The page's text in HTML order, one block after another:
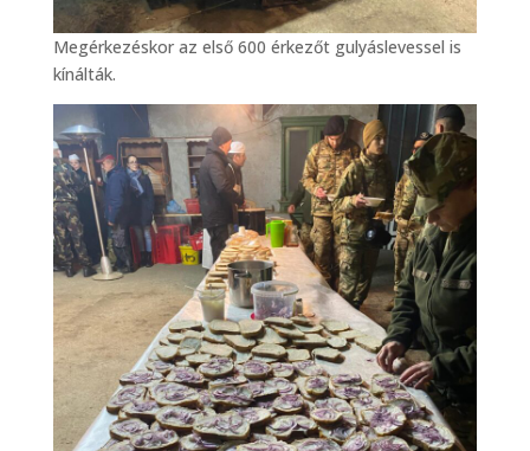
Megérkezéskor az első 600 érkezőt gulyáslevessel is
kínálták.